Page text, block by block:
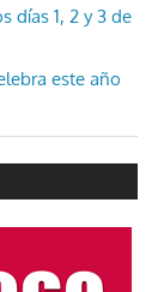
días 1, 2 y 3 de
este año